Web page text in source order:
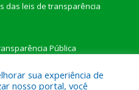
das leis de transparência
Pública
sua experiência de
nosso portal, você